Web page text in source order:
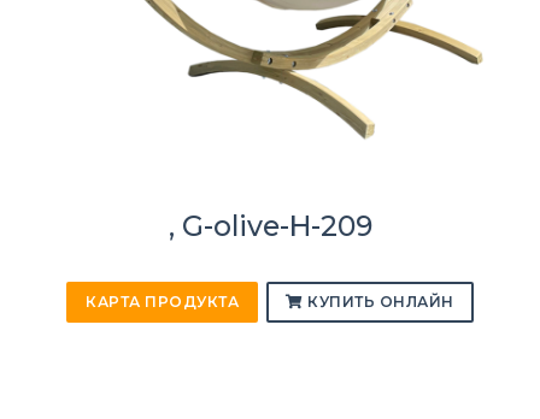
, G-olive-H-209
КАРТА ПРОДУКТА КУПИТЬ ОНЛАЙН